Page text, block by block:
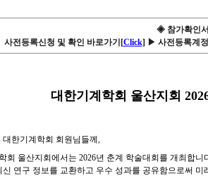
◈ 참가확인
사전등록신청 및 확인 바로가기[Click] ▶ 사전등록계
대한기계학회 울산지회
대한기계학회 회원님들께,
회 울산지회에서는 2026년 춘계 학술대회를 개최합
신 연구 정보를 교환하고 우수 성과를 공유함으로써